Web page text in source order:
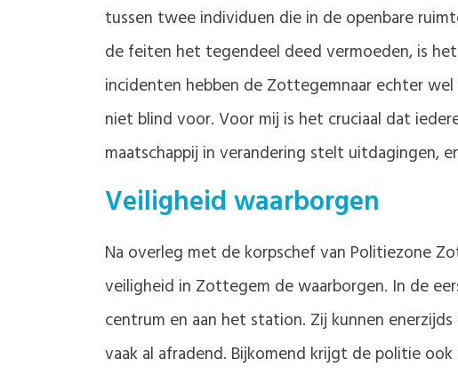
tussen twee individuen die in de openbare
de feiten het tegendeel deed vermoeden, is
incidenten hebben de Zottegemnaar echter
niet blind voor. Voor mij is het cruciaal dat
maatschappij in verandering stelt uitdagingen,
Veiligheid waarborgen
Na overleg met de korpschef van Politiezone
veiligheid in Zottegem de waarborgen. In de
centrum en aan het station. Zij kunnen
vaak al afradend. Bijkomend krijgt de politie